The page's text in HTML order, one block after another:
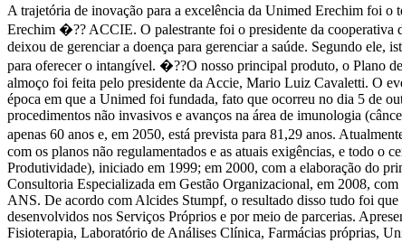
A trajetória de inovação para a excelência da Unimed Erechim foi o
Erechim �?? ACCIE. O palestrante foi o presidente da cooperativa
deixou de gerenciar a doença para gerenciar a saúde. Segundo
para oferecer o intangível. �??O nosso principal produto, o Plano
almoço foi feita pelo presidente da Accie, Mario Luiz Cavaletti. O
época em que a Unimed foi fundada, fato que ocorreu no dia 5 de
procedimentos não invasivos e avanços na área de imunologia
apenas 60 anos e, em 2050, está prevista para 81,29 anos.
com os planos não regulamentados e as atuais exigências, e todo o
Produtividade), iniciado em 1999; em 2000, com a elaboração do
Consultoria Especializada em Gestão Organizacional, em 2008,
ANS. De acordo com Alcides Stumpf, o resultado disso tudo foi que
desenvolvidos nos Serviços Próprios e por meio de parcerias.
Fisioterapia, Laboratório de Análises Clínica, Farmácias próprias,